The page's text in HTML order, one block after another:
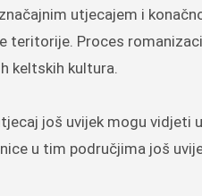
utjecajem i
teritorije. Proces
keltskih kultura.
još uvijek mogu vidjeti
u tim područjima još